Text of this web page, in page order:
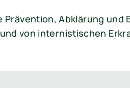
Abklärung
von internistischen